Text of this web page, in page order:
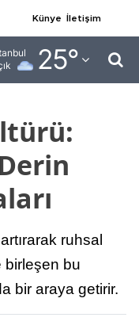
Künye İletişim
25°
Adana
Adıyaman
Ağrı
Amasya
Ankara
Antalya
Artvin
ruhsal
birleşen bu
bir araya getirir.